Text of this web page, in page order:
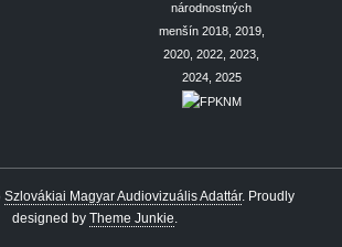
národnostných
menšín 2018, 2019,
2020, 2022, 2023,
2024, 2025
Szlovákiai Magyar Audiovizuális Adattár. Proudly
designed by Theme Junkie.